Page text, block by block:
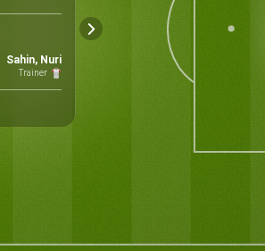
Sahin, Nuri
Trainer
Mäßig
Wetter
Kapazität